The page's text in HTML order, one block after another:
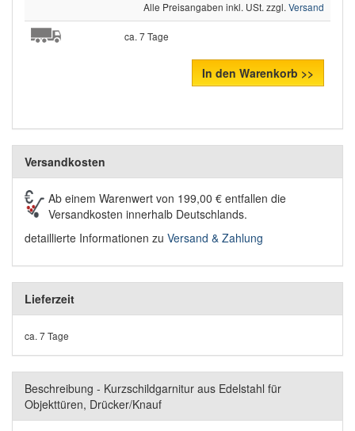
Alle Preisangaben inkl. USt. zzgl. Versand
ca. 7 Tage
In den Warenkorb >>
Versandkosten
Ab einem Warenwert von 199,00 € entfallen die
Versandkosten innerhalb Deutschlands.
detaillierte Informationen zu Versand & Zahlung
Lieferzeit
ca. 7 Tage
Beschreibung - Kurzschildgarnitur aus Edelstahl für
Objekttüren, Drücker/Knauf